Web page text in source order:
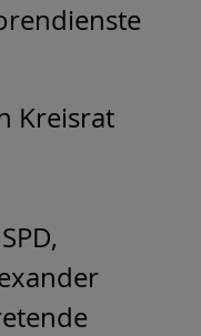
Kreisrat